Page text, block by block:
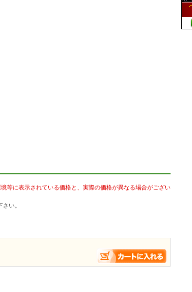
等に表示されている価格と、実際の価格が異なる場合がござい
さい。